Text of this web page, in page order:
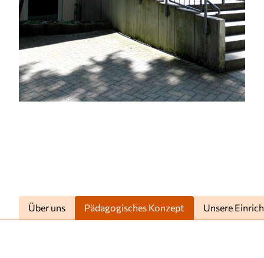
Über uns Pädagogisches Konzept Unsere
MARKETING
Marketing Cookies werden von Drittanbietern
verwendet, um personalisierte Werbung
anzuzeigen. Sie tun dies, indem sie Besucher über
Anbieter:
Facebook